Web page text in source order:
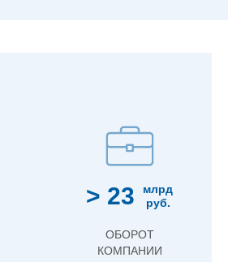
> 23
млрд
руб.
ОБОРОТ
КОМПАНИИ